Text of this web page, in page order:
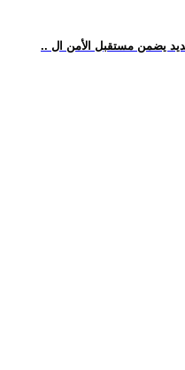
يضمن مستقبل الأمن ال